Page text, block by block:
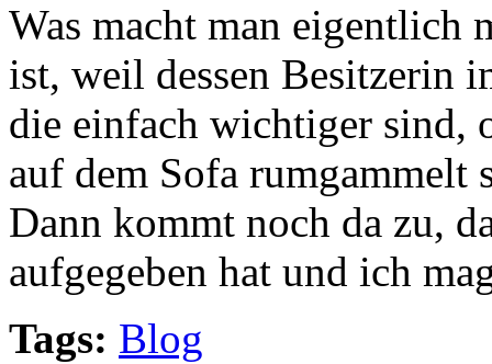
Was macht man eigentlich
ist, weil dessen Besitzerin
die einfach wichtiger sind,
auf dem Sofa rumgammelt
Dann kommt noch da zu,
aufgegeben hat und ich
Tags: Blog